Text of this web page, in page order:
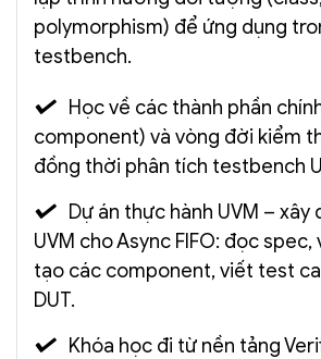
polymorphism) để ứng dụng
testbench.
Học về các thành phần
component) và vòng đời kiểm
đồng thời phân tích testbench
Dự án thực hành UVM –
UVM cho Async FIFO: đọc
tạo các component, viết test
DUT.
Khóa học đi từ nền tảng